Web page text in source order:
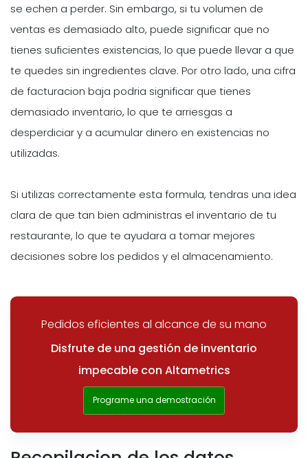
se echen a perder. Sin embargo, si tu volumen de
ventas es demasiado alto, puede significar que no
tienes suficientes existencias, lo que puede llevar a que
te quedes sin ingredientes clave. Por otro lado, una cifra
de facturacion baja podria significar que tienes
demasiado inventario, lo que te arriesgas a
desperdiciar y a acumular dinero en existencias no
utilizadas.
Si utilizas correctamente esta formula, tendras una idea
clara de que tan bien administras el inventario de tu
restaurante, lo que te ayudara a tomar mejores
decisiones sobre los pedidos y el almacenamiento.
Pedidos eficientes al alcance de su mano
Disfrute de una gestión de inventario
impecable con Altametrics
Programe una demostración